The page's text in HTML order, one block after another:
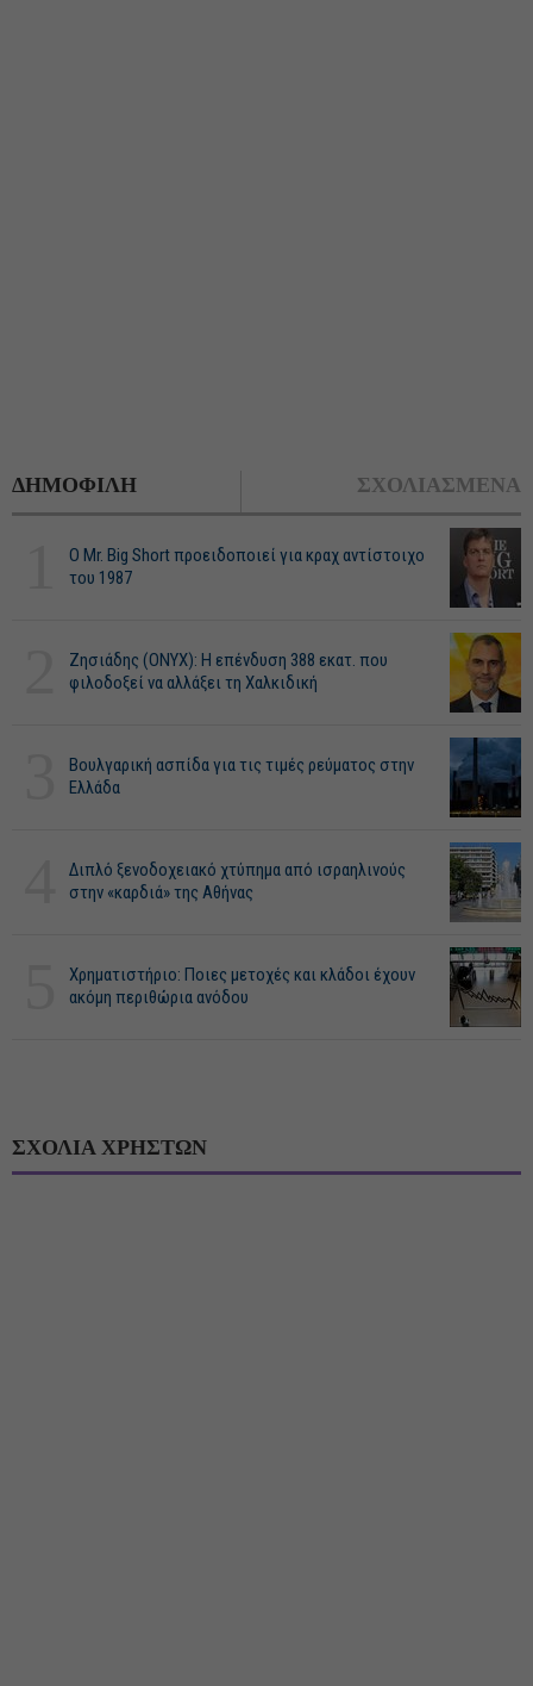
ΔΗΜΟΦΙΛΗ ΣΧΟΛΙΑΣΜΕΝΑ
O Mr. Big Short προειδοποιεί για κραχ αντίστοιχο
του 1987
Ζησιάδης (ONYX): Η επένδυση 388 εκατ. που
φιλοδοξεί να αλλάξει τη Χαλκιδική
Βουλγαρική ασπίδα για τις τιμές ρεύματος στην
Ελλάδα
Διπλό ξενοδοχειακό χτύπημα από ισραηλινούς
στην «καρδιά» της Αθήνας
Χρηματιστήριο: Ποιες μετοχές και κλάδοι έχουν
ακόμη περιθώρια ανόδου
ΣΧΟΛΙΑ ΧΡΗΣΤΩΝ